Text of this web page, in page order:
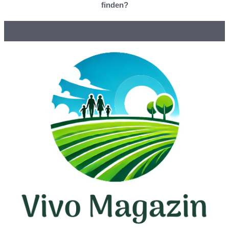
finden?